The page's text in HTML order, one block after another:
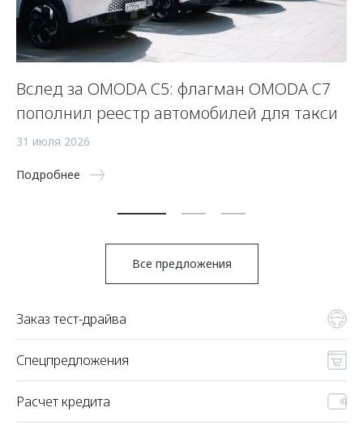
Вслед за OMODA C5: флагман OMODA C7
пополнил реестр автомобилей для такси
31 июля 2026
Подробнее
Все предложения
Заказ тест-драйва
Спецпредложения
Расчет кредита